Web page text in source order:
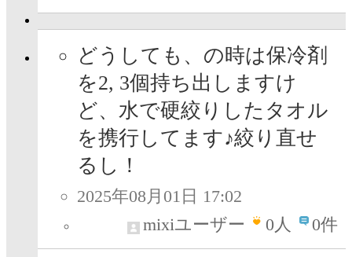
どうしても、の時は保冷剤
を2, 3個持ち出しますけ
ど、水で硬絞りしたタオル
を携行してます♪絞り直せ
るし！
2025年08月01日 17:02
mixiユーザー
0人 0件